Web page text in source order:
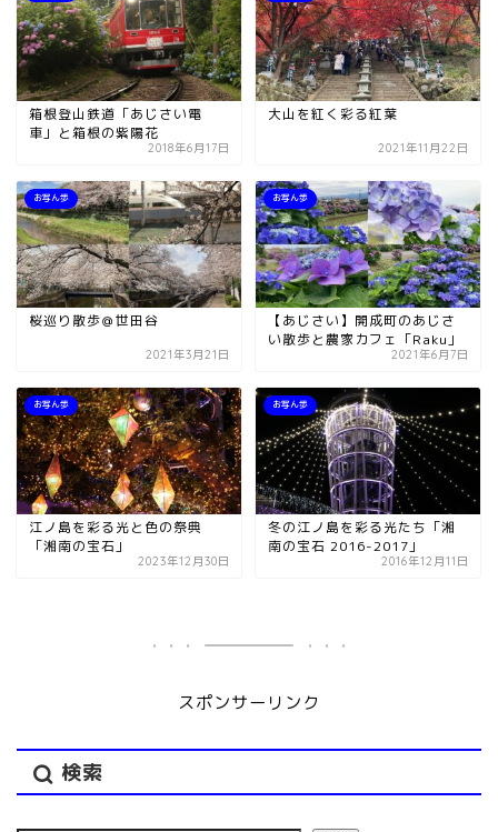
箱根登山鉄道「あじさい電
車」と箱根の紫陽花
2018年6月17日
大山を紅く彩る紅葉
2021年11月22日
お写ん歩
桜巡り散歩＠世田谷
2021年3月21日
お写ん歩
【あじさい】開成町のあじさ
い散歩と農家カフェ「Raku」
2021年6月7日
お写ん歩
江ノ島を彩る光と色の祭典
「湘南の宝石」
2023年12月30日
お写ん歩
冬の江ノ島を彩る光たち「湘
南の宝石 2016-2017」
2016年12月11日
スポンサーリンク
検索